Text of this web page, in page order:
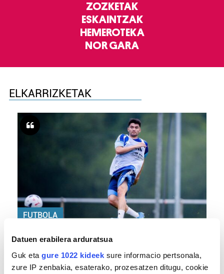
Datuen erabilera arduratsua
Guk eta gure 1022 kideek sure informacio pertsonala,
zure IP zenbakia, esaterako, prozesatzen ditugu, cookie
ZOZKETAK
ESKAINTZAK
HEMEROTEKA
NOR GARA
ELKARRIZKETAK
FUTBOLA
izaten da»